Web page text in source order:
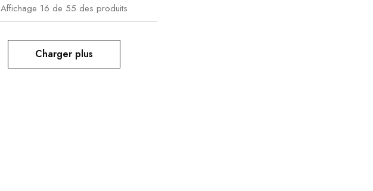
Affichage 16de 55des produits
Charger plus